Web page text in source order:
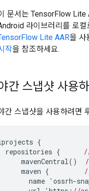
문서는 TensorFlow Lite
라이브러리를 로
Lite AAR을 사
작을 참조하세요.
간 스냅샷 사용하
간 스냅샷을 사용하려면
{
repositories {
mavenCentral()
maven {
name ' ossrh-